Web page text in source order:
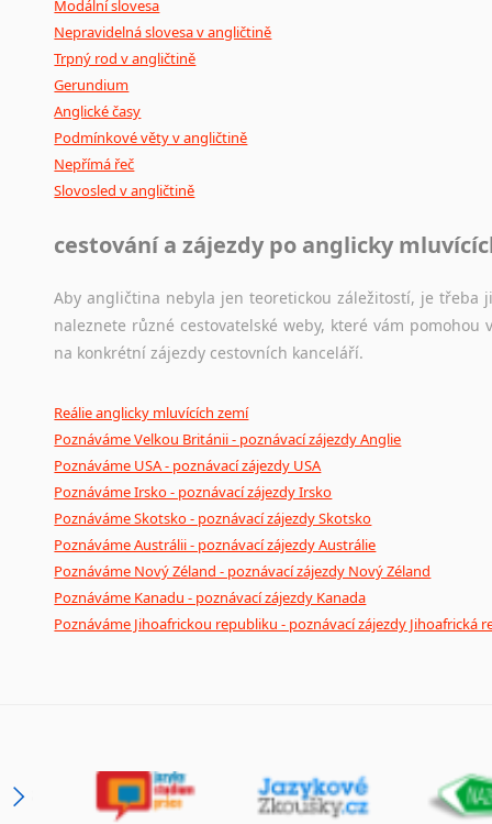
Modální slovesa
Nepravidelná slovesa v angličtině
Trpný rod v angličtině
Gerundium
Anglické časy
Podmínkové věty v angličtině
Nepřímá řeč
Slovosled v angličtině
cestování a zájezdy po anglicky
Aby angličtina nebyla jen teoretickou záležitostí, je
naleznete různé cestovatelské weby, které vám
na konkrétní zájezdy cestovních kanceláří.
Reálie anglicky mluvících zemí
Poznáváme Velkou Británii - poznávací zájezdy Anglie
Poznáváme USA - poznávací zájezdy USA
Poznáváme Irsko - poznávací zájezdy Irsko
Poznáváme Skotsko - poznávací zájezdy Skotsko
Poznáváme Austrálii - poznávací zájezdy Austrálie
Poznáváme Nový Zéland - poznávací zájezdy Nový Zéland
Poznáváme Kanadu - poznávací zájezdy Kanada
Poznáváme Jihoafrickou republiku - poznávací zájezdy Jihoafrická